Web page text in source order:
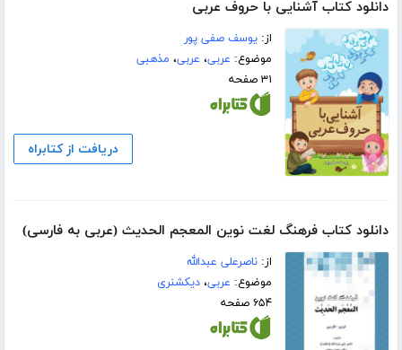
دانلود کتاب آشنایی با حروف عربی
از:یوسف صفی پور
موضوع: عربی، عربی، مذهبی
۳۱ صفحه
دریافت از کتابراه
دانلود کتاب فرهنگ لغت نوین المعجم الحدیث (عربی به فارسی)
از:ناصرعلی عبدالله
موضوع: عربی،دیکشنری
۶۵۴ صفحه